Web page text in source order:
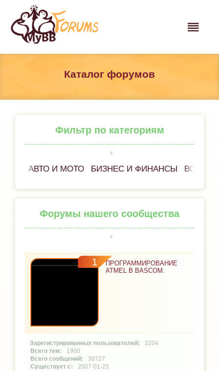
Каталог форумов
Фильтр по категориям
АВТО И МОТО БИЗНЕС И ФИНАНСЫ ВСЁ
Форумы нашего сообщества
1
ПРОГРАММИРОВАНИЕ
ATMEL В BASCOM.
2204
1900
30727
2007-01-25